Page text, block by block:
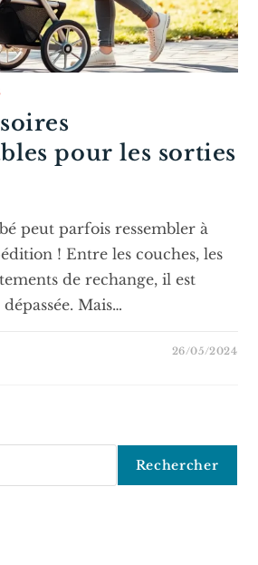
pour les sorties
peut parfois ressembler à
! Entre les couches, les
de rechange, il est
Mais…
26/05/2024
Rechercher